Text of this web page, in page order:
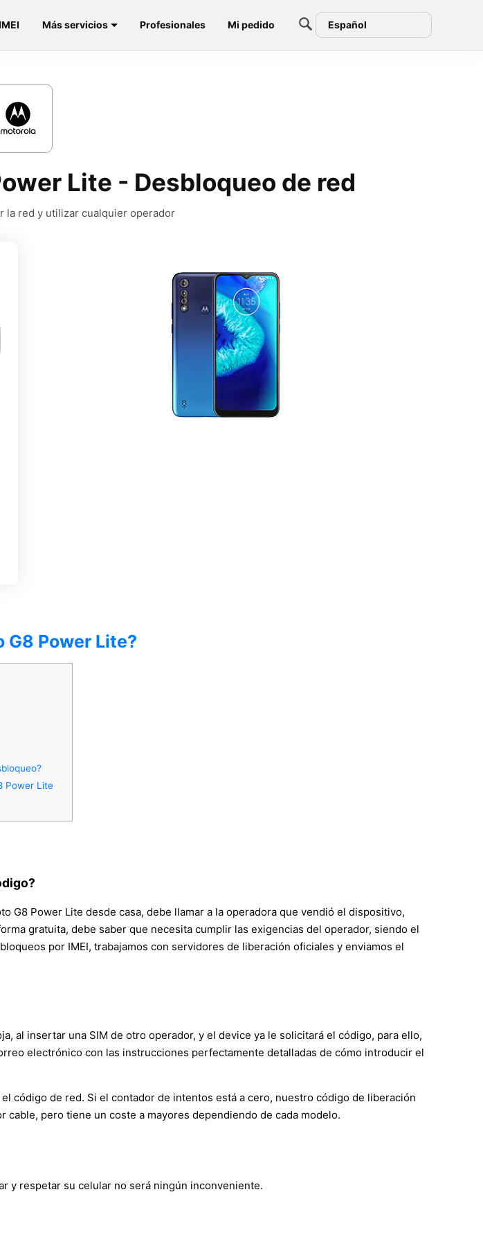
Más servicios Profesionales Mi pedido Español
Lite - Desbloqueo de red
la red y utilizar cualquier operador
G8 Power Lite?
Power Lite
Power Lite desde casa, debe llamar a la operadora que vendió el dispositivo,
gratuita, debe saber que necesita cumplir las exigencias del operador, siendo el
por IMEI, trabajamos con servidores de liberación oficiales y enviamos el
al insertar una SIM de otro operador, y el device ya le solicitará el código, para ello,
electrónico con las instrucciones perfectamente detalladas de cómo introducir el
código de red. Si el contador de intentos está a cero, nuestro código de liberación
pero tiene un coste a mayores dependiendo de cada modelo.
y respetar su celular no será ningún inconveniente.